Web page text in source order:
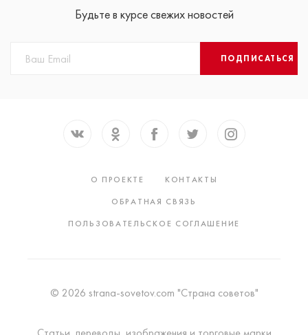
Будьте в курсе свежих новостей
ПОДПИСАТЬСЯ
О ПРОЕКТЕ
КОНТАКТЫ
ОБРАТНАЯ СВЯЗЬ
ПОЛЬЗОВАТЕЛЬСКОЕ СОГЛАШЕНИЕ
© 2026 strana-sovetov.com "Страна советов"